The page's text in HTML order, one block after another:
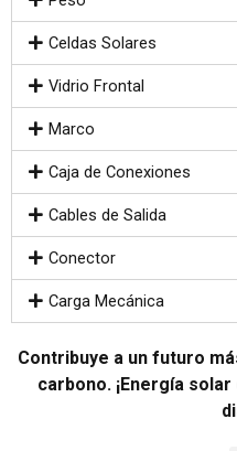
Celdas Solares
Vidrio Frontal
Marco
Caja de Conexiones
Cables de Salida
Conector
Carga Mecánica
Contribuye a un futuro
carbono. ¡Energía